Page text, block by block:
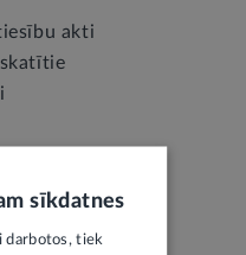
akti
sīkdatnes
darbotos, tiek